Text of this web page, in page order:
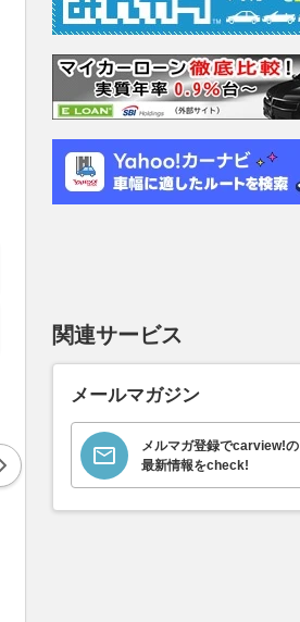
関連サービス
メールマガジン
メルマガ登録でcarview!の
最新情報をcheck!